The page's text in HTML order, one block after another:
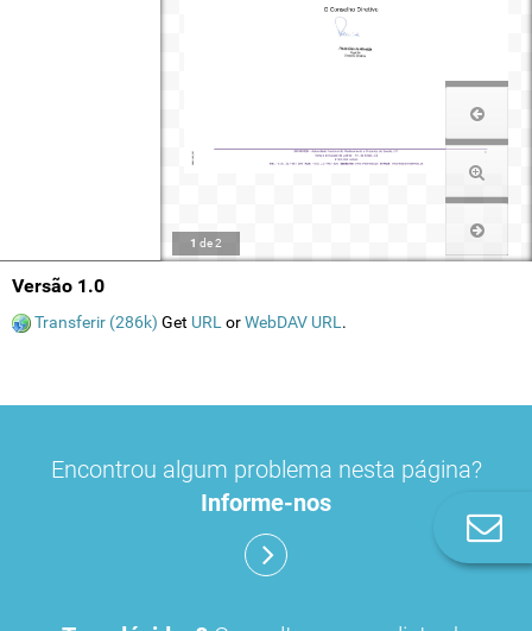
1 de2
Versão 1.0
Transferir (286k) Get URL orWebDAV URL .
Encontrou algum problema nesta página?
Informe-nos